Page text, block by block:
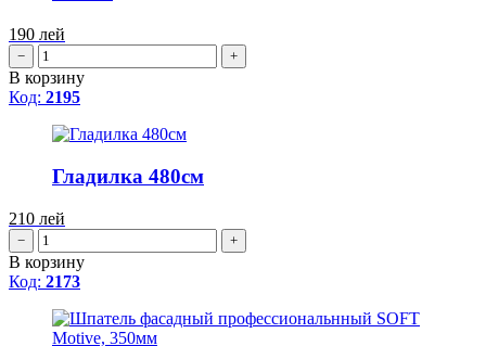
190 лей
− +
В корзину
Код: 2195
Гладилка 480cм
210 лей
− +
В корзину
Код: 2173